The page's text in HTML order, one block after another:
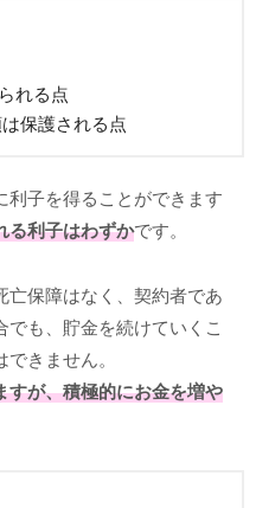
れる点
保護される点
子を得ることができます
る利子はわずかです。
保障はなく、契約者であ
も、貯金を続けていくこ
きません。
すが、積極的にお金を増や